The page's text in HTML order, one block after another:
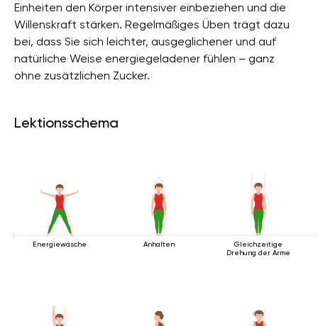
Einheiten den Körper intensiver einbeziehen und die
Willenskraft stärken. Regelmäßiges Üben trägt dazu
bei, dass Sie sich leichter, ausgeglichener und auf
natürliche Weise energiegeladener fühlen – ganz
ohne zusätzlichen Zucker.
Lektionsschema
Energiewäsche Anhalten
Gleichzeitige
Drehung der Arme